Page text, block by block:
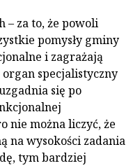
– za to, że powoli
pomysły gminy
i zagrażają
specjalistyczny
się po
nie można liczyć, że
na wysokości zadania
tym bardziej